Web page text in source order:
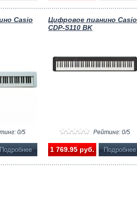
Casio
0/5
Цифровое пианино Casio
CDP-S110 BK
Рейтинг: 0/5
1 769.95 pуб. Подробнее